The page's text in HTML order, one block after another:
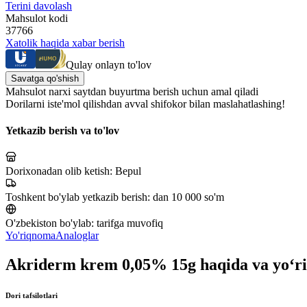
Terini davolash
Mahsulot kodi
37766
Xatolik haqida xabar berish
Qulay onlayn to'lov
Savatga qo'shish
Mahsulot narxi saytdan buyurtma berish uchun amal qiladi
Dorilarni iste'mol qilishdan avval shifokor bilan maslahatlashing!
Yetkazib berish va to'lov
Dorixonadan olib ketish: Bepul
Toshkent bo'ylab yetkazib berish: dan 10 000 so'm
O'zbekiston bo'ylab: tarifga muvofiq
Yo'riqnomaAnaloglar
Akriderm krem 0,05% 15g haqida va
Dori tafsilotlari